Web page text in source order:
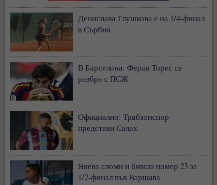
Денислава Глушкова е на 1/4-финал
в Сърбия
В Барселона: Феран Торес се
разбра с ПСЖ
Официално: Трабзонспор
представи Салах
Янева сломи и бивша номер 23 за
1/2-финал във Варшава